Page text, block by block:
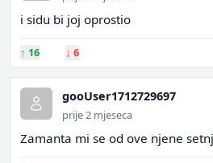
i sidu bi joj oprostio
↑ 16 ↓ 6
gooUser1712729697
prije 2 mjeseca
Zamanta mi se od ove njene